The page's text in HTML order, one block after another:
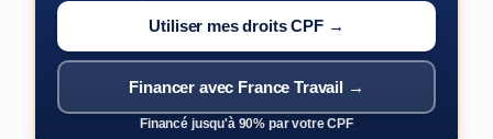
Utiliser mes droits CPF →
Financer avec France Travail →
Financé jusqu'à 90% par votre CPF